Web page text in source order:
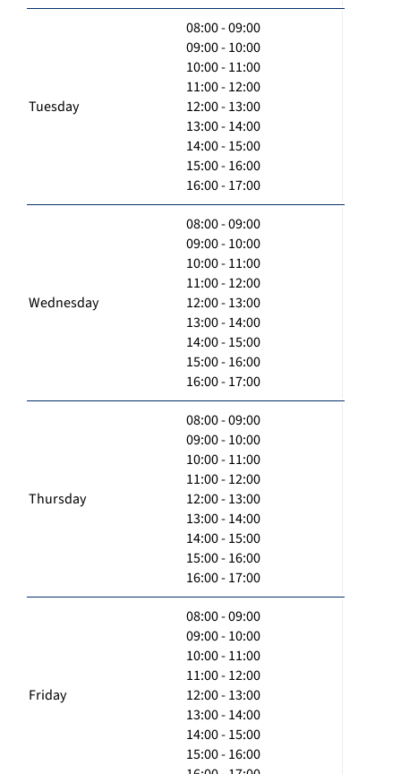
Tuesday
08:00 - 09:00
09:00 - 10:00
10:00 - 11:00
11:00 - 12:00
12:00 - 13:00
13:00 - 14:00
14:00 - 15:00
15:00 - 16:00
16:00 - 17:00
Wednesday
08:00 - 09:00
09:00 - 10:00
10:00 - 11:00
11:00 - 12:00
12:00 - 13:00
13:00 - 14:00
14:00 - 15:00
15:00 - 16:00
16:00 - 17:00
Thursday
08:00 - 09:00
09:00 - 10:00
10:00 - 11:00
11:00 - 12:00
12:00 - 13:00
13:00 - 14:00
14:00 - 15:00
15:00 - 16:00
16:00 - 17:00
Friday
08:00 - 09:00
09:00 - 10:00
10:00 - 11:00
11:00 - 12:00
12:00 - 13:00
13:00 - 14:00
14:00 - 15:00
15:00 - 16:00